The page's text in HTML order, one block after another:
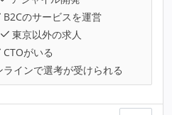
B2Cのサービスを運営
東京以外の求人
CTOがいる
ラインで選考が受けられる